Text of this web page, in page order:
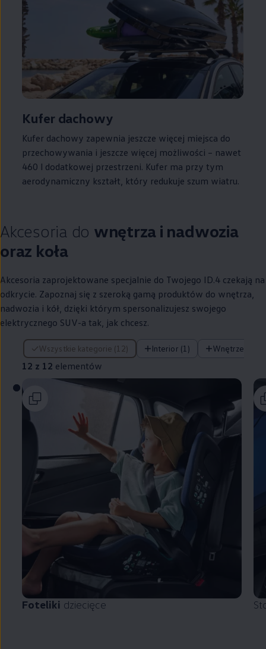
Kufer dachowy
Kufer dachowy zapewnia jeszcze więcej miejsca do
przechowywania i jeszcze więcej możliwości – nawet
460 l dodatkowej przestrzeni. Kufer ma przy tym
aerodynamiczny kształt, który redukuje szum wiatru.
Akcesoria do wnętrza i nadwozia
oraz koła
Akcesoria zaprojektowane specjalnie do Twojego ID.4 czekają na
odkrycie. Zapoznaj się z szeroką gamą produktów do wnętrza,
nadwozia i kół, dzięki którym spersonalizujesz swojego
elektrycznego SUV-a tak, jak chcesz.
Wszystkie kategorie (12) Interior (1) Wnętrze (6)
12 z 12 elementów
12 z 12 elementów
Foteliki dziecięce